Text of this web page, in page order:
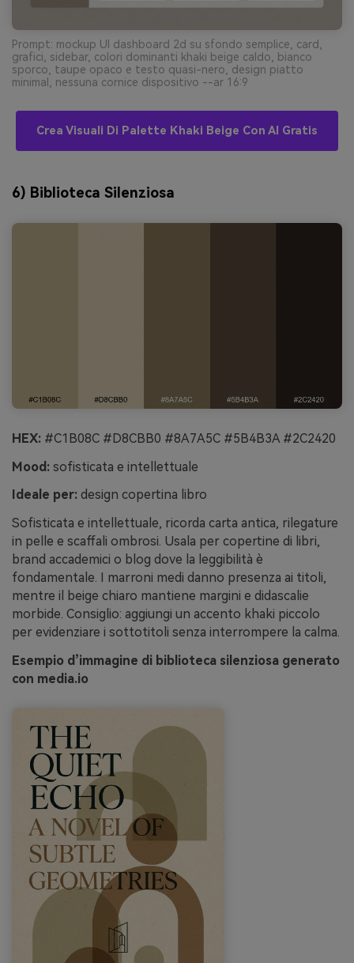
Prompt: mockup UI dashboard 2d su sfondo semplice, card,
grafici, sidebar, colori dominanti khaki beige caldo, bianco
sporco, taupe opaco e testo quasi-nero, design piatto
minimal, nessuna cornice dispositivo --ar 16:9
Crea Visuali Di Palette Khaki Beige Con AI Gratis
6) Biblioteca Silenziosa
HEX: #C1B08C #D8CBB0 #8A7A5C #5B4B3A #2C2420
Mood: sofisticata e intellettuale
Ideale per: design copertina libro
Sofisticata e intellettuale, ricorda carta antica, rilegature
in pelle e scaffali ombrosi. Usala per copertine di libri,
brand accademici o blog dove la leggibilità è
fondamentale. I marroni medi danno presenza ai titoli,
mentre il beige chiaro mantiene margini e didascalie
morbide. Consiglio: aggiungi un accento khaki piccolo
per evidenziare i sottotitoli senza interrompere la calma.
Esempio d’immagine di biblioteca silenziosa generato
con media.io